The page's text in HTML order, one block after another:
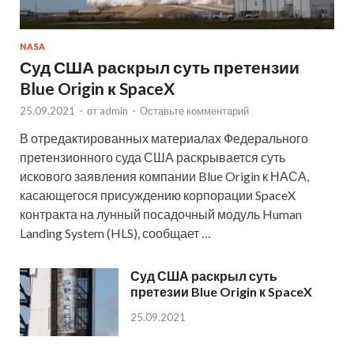
NASA
Суд США раскрыл суть претензии
Blue Origin к SpaceX
25.09.2021 - от admin - Оставьте комментарий
В отредактированных материалах Федерального
претензионного суда США раскрывается суть
искового заявления компании Blue Origin к НАСА,
касающегося присуждению корпорации SpaceX
контракта на лунный посадочный модуль Human
Landing System (HLS), сообщает …
Суд США раскрыл суть
претезии Blue Origin к SpaceX
25.09.2021